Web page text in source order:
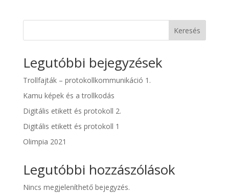
Keresés
Legutóbbi bejegyzések
Trollfajták – protokollkommunikáció 1.
Kamu képek és a trollkodás
Digitális etikett és protokoll 2.
Digitális etikett és protokoll 1
Olimpia 2021
Legutóbbi hozzászólások
Nincs megjeleníthető bejegyzés.